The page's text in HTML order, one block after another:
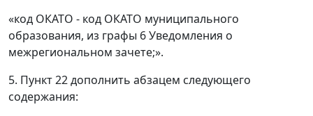
«код ОКАТО - код ОКАТО муниципального
образования, из графы 6 Уведомления о
межрегиональном зачете;».
5. Пункт 22 дополнить абзацем следующего
содержания: